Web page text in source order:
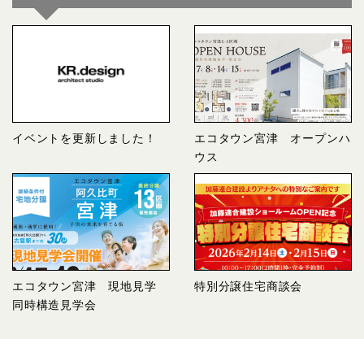
イベントを更新しました！
エコタウン宮津 オープンハ
ウス
エコタウン宮津 現地見学
同時構造見学会
特別分譲住宅商談会